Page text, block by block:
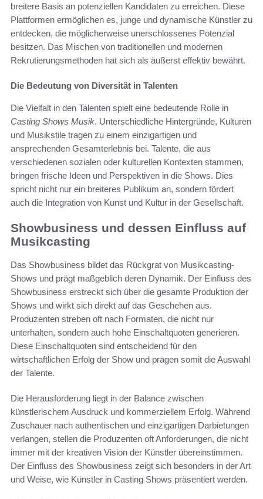
breitere Basis an potenziellen Kandidaten zu erreichen. Diese
Plattformen ermöglichen es, junge und dynamische Künstler zu
entdecken, die möglicherweise unerschlossenes Potenzial
besitzen. Das Mischen von traditionellen und modernen
Rekrutierungsmethoden hat sich als äußerst effektiv bewährt.
Die Bedeutung von Diversität in Talenten
Die Vielfalt in den Talenten spielt eine bedeutende Rolle in
Casting Shows Musik. Unterschiedliche Hintergründe, Kulturen
und Musikstile tragen zu einem einzigartigen und
ansprechenden Gesamterlebnis bei. Talente, die aus
verschiedenen sozialen oder kulturellen Kontexten stammen,
bringen frische Ideen und Perspektiven in die Shows. Dies
spricht nicht nur ein breiteres Publikum an, sondern fördert
auch die Integration von Kunst und Kultur in der Gesellschaft.
Showbusiness und dessen Einfluss auf
Musikcasting
Das Showbusiness bildet das Rückgrat von Musikcasting-
Shows und prägt maßgeblich deren Dynamik. Der Einfluss des
Showbusiness erstreckt sich über die gesamte Produktion der
Shows und wirkt sich direkt auf das Geschehen aus.
Produzenten streben oft nach Formaten, die nicht nur
unterhalten, sondern auch hohe Einschaltquoten generieren.
Diese Einschaltquoten sind entscheidend für den
wirtschaftlichen Erfolg der Show und prägen somit die Auswahl
der Talente.
Die Herausforderung liegt in der Balance zwischen
künstlerischem Ausdruck und kommerziellem Erfolg. Während
Zuschauer nach authentischen und einzigartigen Darbietungen
verlangen, stellen die Produzenten oft Anforderungen, die nicht
immer mit der kreativen Vision der Künstler übereinstimmen.
Der Einfluss des Showbusiness zeigt sich besonders in der Art
und Weise, wie Künstler in Casting Shows präsentiert werden.